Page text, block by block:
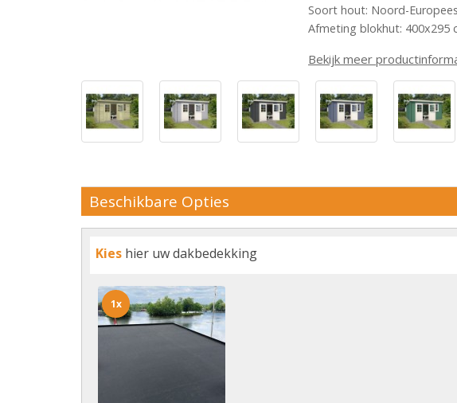
Soort hout: Noord-
Afmeting blokhut: 400x295
Bekijk meer
Beschikbare Opties
Kies hier uw dakbedekking
1x